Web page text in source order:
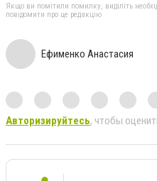
Якщо ви помітили помилку, виділіть
повідомити про це редакцію
Ефименко Анастасия
Авторизируйтесь, чтобы